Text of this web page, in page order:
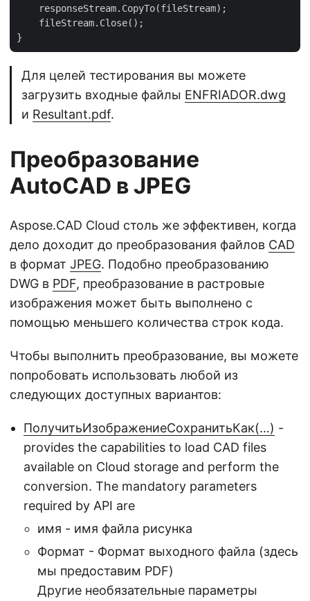
    responseStream.CopyTo(fileStream);
    fileStream.Close();
Для целей тестирования вы можете
загрузить входные файлы ENFRIADOR.dwg
и Resultant.pdf.
Преобразование
AutoCAD в JPEG
Aspose.CAD Cloud столь же эффективен, когда
дело доходит до преобразования файлов CAD
в формат JPEG. Подобно преобразованию
DWG в PDF, преобразование в растровые
изображения может быть выполнено с
помощью меньшего количества строк кода.
Чтобы выполнить преобразование, вы можете
попробовать использовать любой из
следующих доступных вариантов:
ПолучитьИзображениеСохранитьКак(…) -
provides the capabilities to load CAD files
available on Cloud storage and perform the
conversion. The mandatory parameters
required by API are
имя - имя файла рисунка
Формат - Формат выходного файла (здесь
мы предоставим PDF)
Другие необязательные параметры